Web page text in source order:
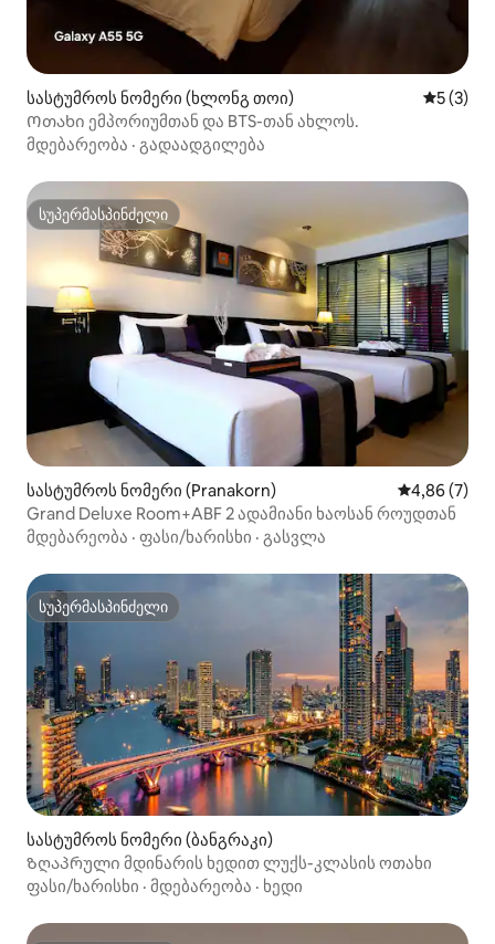
სასტუმროს ნომერი (ხლონგ თოი)
5 (3)
Ოთახი ემპორიუმთან და BTS-თან ახლოს.
მდებარეობა · გადაადგილება
სუპერმასპინძელი
სუპერმასპინძელი
სასტუმროს ნომერი (Pranakorn) საშუალო
4,86 (7)
Grand Deluxe Room+ABF 2 ადამიანი ხაოსან როუდთან
მდებარეობა · ფასი/ხარისხი · გასვლა
სუპერმასპინძელი
სუპერმასპინძელი
სასტუმროს ნომერი (ბანგრაკი)
Ზღაპრული მდინარის ხედით ლუქს-კლასის ოთახი
ფასი/ხარისხი · მდებარეობა · ხედი